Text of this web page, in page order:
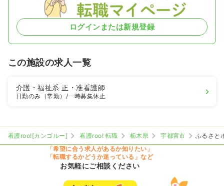
ログインまたは新規登録
この施設の求人一覧
介護・福祉系正・准看護師
日勤のみ（常勤） /一時募集休止
看護roo![カンゴルー] 看護roo! 転職 栃木県 宇都宮市
ふるさと
「希望に合う求人があるか知りたい」
「転職するかどうか迷っている」など
お気軽にご相談ください